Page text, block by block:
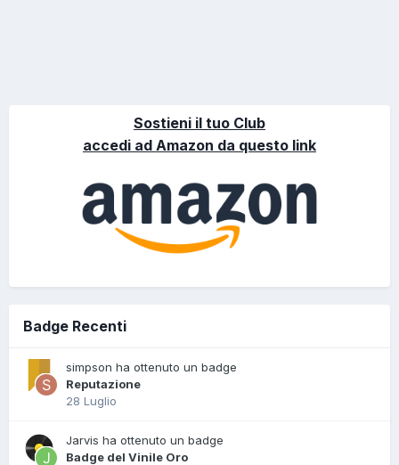
Sostieni il tuo Club
accedi ad Amazon da questo link
Badge Recenti
simpson ha ottenuto un badge
Reputazione
28 Luglio
Jarvis ha ottenuto un badge
Badge del Vinile Oro